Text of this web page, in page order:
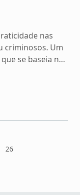
nas
criminosos. Um
se baseia na
saiba como
26